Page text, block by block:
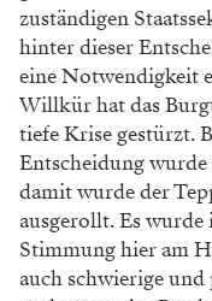
zuständigen
hinter dieser
eine Notwendigkeit
Willkür hat das
tiefe Krise gestürzt.
Entscheidung
damit wurde der
ausgerollt. Es
Stimmung hier am
auch schwierige und